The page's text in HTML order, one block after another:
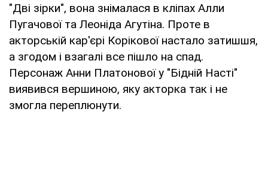
"Дві зірки", вона знімалася в кліпах Алли
Пугачової та Леоніда Агутіна. Проте в
акторській кар'єрі Корікової настало затишшя,
а згодом і взагалі все пішло на спад.
Персонаж Анни Платонової у "Бідній Насті"
виявився вершиною, яку акторка так і не
змогла переплюнути.